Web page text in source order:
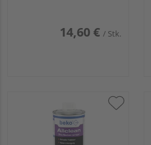
14,60 € / Stk.